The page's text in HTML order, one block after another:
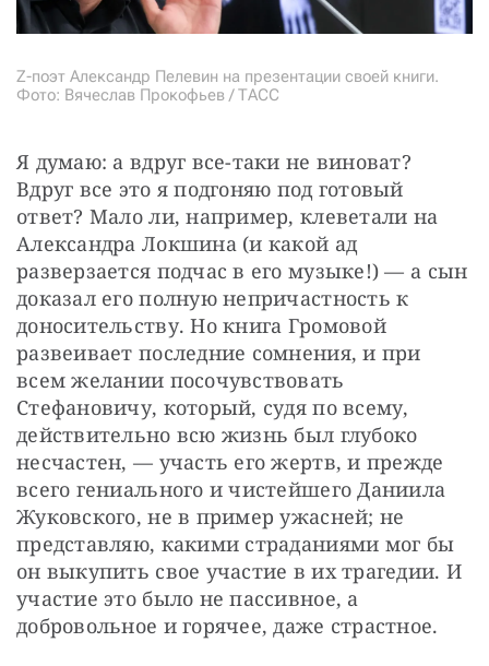
Z-поэт Александр Пелевин на презентации своей книги.
Фото: Вячеслав Прокофьев / ТАСС
Я думаю: а вдруг все-таки не виноват?
Вдруг все это я подгоняю под готовый
ответ? Мало ли, например, клеветали на
Александра Локшина (и какой ад
разверзается подчас в его музыке!) — а сын
доказал его полную непричастность к
доносительству. Но книга Громовой
развеивает последние сомнения, и при
всем желании посочувствовать
Стефановичу, который, судя по всему,
действительно всю жизнь был глубоко
несчастен, — участь его жертв, и прежде
всего гениального и чистейшего Даниила
Жуковского, не в пример ужасней; не
представляю, какими страданиями мог бы
он выкупить свое участие в их трагедии. И
участие это было не пассивное, а
добровольное и горячее, даже страстное.